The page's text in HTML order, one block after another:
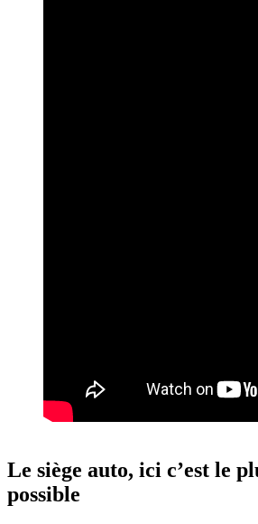
Le siège auto, ici c’est le
possible